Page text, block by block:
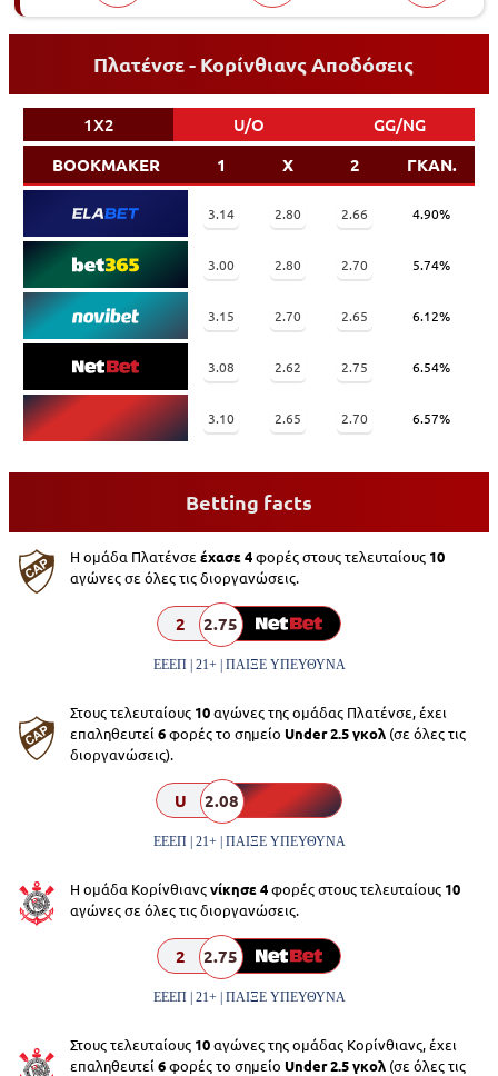
Πλατένσε - Κορίνθιανς Αποδόσεις
1X2 U/O
GG/NG
BOOKMAKER
1 X 2 ΓΚΑΝ.
3.14 2.80 2.66 4.90%
3.00 2.80 2.70 5.74%
3.15 2.70 2.65 6.12%
3.08 2.62 2.75 6.54%
3.10 2.65 2.70 6.57%
Betting facts
Η ομάδα Πλατένσε έχασε 4φορές στους τελευταίους 10
αγώνες σε όλες τις διοργανώσεις.
2 2.75
ΕΕΕΠ | 21+ | ΠΑΙΞΕ ΥΠΕΥΘΥΝΑ
Στους τελευταίους 10αγώνες της ομάδας Πλατένσε, έχει
επαληθευτεί 6φορές το σημείο Under 2.5 γκολ (σε όλες τις
διοργανώσεις).
U 2.08
ΕΕΕΠ | 21+ | ΠΑΙΞΕ ΥΠΕΥΘΥΝΑ
Η ομάδα Κορίνθιανςνίκησε 4φορές στους τελευταίους 10
αγώνες σε όλες τις διοργανώσεις.
2 2.75
ΕΕΕΠ | 21+ | ΠΑΙΞΕ ΥΠΕΥΘΥΝΑ
Στους τελευταίους 10αγώνες της ομάδας Κορίνθιανς, έχει
επαληθευτεί 6φορές το σημείο Under 2.5 γκολ (σε όλες τις